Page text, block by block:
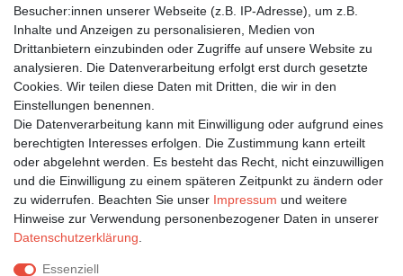
Bleiben Sie auf dem Laufenden ...
E-MAIL **
Newsletter
Honig
Hiermit bestätige ich, dass ich die
Einwilligung kann ich jederzeit widerrufen.**
Abonnieren
** Hierbei handelt es sich um ein Pflichtfeld.
Besucher:innen unserer Webseite (z.B. IP-Adresse), um z.B.
Inhalte und Anzeigen zu personalisieren, Medien von
Drittanbietern einzubinden oder Zugriffe auf unsere Website zu
analysieren. Die Datenverarbeitung erfolgt erst durch gesetzte
Cookies. Wir teilen diese Daten mit Dritten, die wir in den
Einstellungen benennen.
Die Datenverarbeitung kann mit Einwilligung oder aufgrund eines
berechtigten Interesses erfolgen. Die Zustimmung kann erteilt
oder abgelehnt werden. Es besteht das Recht, nicht einzuwilligen
und die Einwilligung zu einem späteren Zeitpunkt zu ändern oder
zu widerrufen. Beachten Sie unser Impressum und weitere
Hinweise zur Verwendung personenbezogener Daten in unserer
Daten­schutz­erklärung
Essenziell